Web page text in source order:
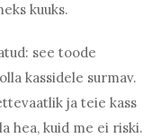
kuuks.
see toode
kassidele surmav.
ja teie kass
hea, kuid me ei riski.